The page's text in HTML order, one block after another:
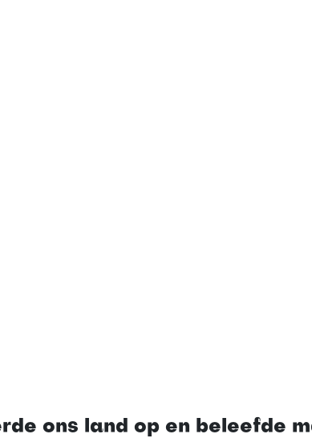
ons land op en beleefde